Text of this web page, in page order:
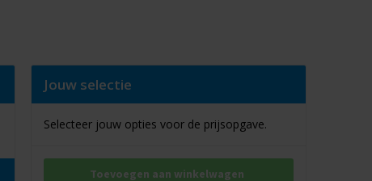
Jouw selectie
Selecteer jouw opties voor de prijsopgave.
Toevoegen aan winkelwagen